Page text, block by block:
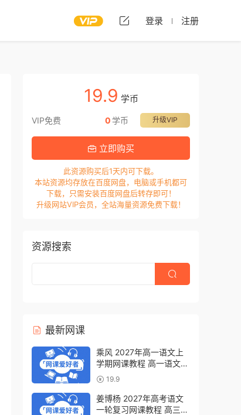
登录 注册
19.9 学币
VIP免费 升级VIP
0 学币
立即购买
此资源购买后1天内可下载。
本站资源均存放在百度网盘，电脑或手机都可
下载，只需安装百度网盘后转存即可！
升级网站VIP会员，全站海量资源免费下载！
资源搜索
最新网课
乘风 2027年高一语文上
学期网课教程 高一语文
暑假班视频教程 百度网盘
下载
19.9
姜博杨 2027年高考语文
一轮复习网课教程 高三语